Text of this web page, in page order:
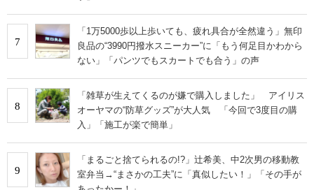
7
「1万5000歩以上歩いても、疲れ具合が全然違う」無印
良品の“3990円撥水スニーカー”に「もう何足目かわから
ない」「パンツでもスカートでも合う」の声
8
「雑草が生えてくるのが嫌で購入しました」 アイリス
オーヤマの“防草グッズ”が大人気 「今回で3度目の購
入」「施工が楽で簡単」
9
「まるごと捨てられるの!?」辻希美、中2次男の移動教
室弁当→“まさかの工夫”に「真似したい！」「その手が